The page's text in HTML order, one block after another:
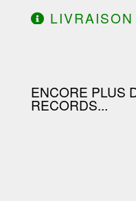
ENCORE PLUS
RECORDS...